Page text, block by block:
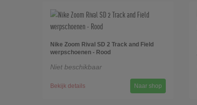
Nike Zoom Rival SD 2 Track and Field
werpschoenen - Rood
Niet beschikbaar
Bekijk details Naar shop